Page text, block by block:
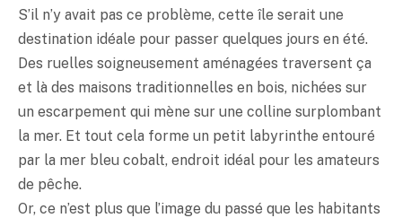
S’il n’y avait pas ce problème, cette île serait une
destination idéale pour passer quelques jours en été.
Des ruelles soigneusement aménagées traversent ça
et là des maisons traditionnelles en bois, nichées sur
un escarpement qui mène sur une colline surplombant
la mer. Et tout cela forme un petit labyrinthe entouré
par la mer bleu cobalt, endroit idéal pour les amateurs
de pêche.
Or, ce n’est plus que l’image du passé que les habitants